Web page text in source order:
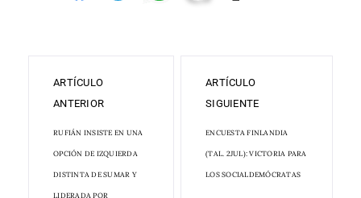
ARTÍCULO
ANTERIOR
RUFIÁN INSISTE EN UNA
OPCIÓN DE IZQUIERDA
DISTINTA DE SUMAR Y
LIDERADA POR
ARTÍCULO
SIGUIENTE
ENCUESTA FINLANDIA
(TAL. 2JUL): VICTORIA PARA
LOS SOCIALDEMÓCRATAS